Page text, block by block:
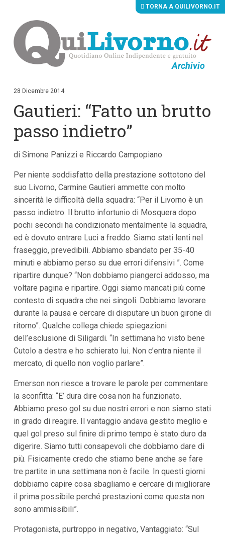
Archivio
i
c
n
t
n
t
p
r
n
c
p
a
i
V
a
a
l
e
n
P
r
n
c
p
a
l
V
a
i
i
n
f
n
d
TORNA A QUILIVORNO.IT
28 Dicembre 2014
Gautieri: “Fatto un brutto
passo indietro”
di Simone Panizzi e Riccardo Campopiano
Per niente soddisfatto della prestazione sottotono del
suo Livorno, Carmine Gautieri ammette con molto
sincerità le difficoltà della squadra: “Per il Livorno è un
passo indietro. Il brutto infortunio di Mosquera dopo
pochi secondi ha condizionato mentalmente la squadra,
ed è dovuto entrare Luci a freddo. Siamo stati lenti nel
fraseggio, prevedibili. Abbiamo sbandato per 35-40
minuti e abbiamo perso su due errori difensivi ”. Come
ripartire dunque? “Non dobbiamo piangerci addosso, ma
voltare pagina e ripartire. Oggi siamo mancati più come
contesto di squadra che nei singoli. Dobbiamo lavorare
durante la pausa e cercare di disputare un buon girone di
ritorno”. Qualche collega chiede spiegazioni
dell’esclusione di Siligardi. “In settimana ho visto bene
Cutolo a destra e ho schierato lui. Non c’entra niente il
mercato, di quello non voglio parlare”.
Emerson non riesce a trovare le parole per commentare
la sconfitta: “E’ dura dire cosa non ha funzionato.
Abbiamo preso gol su due nostri errori e non siamo stati
in grado di reagire. Il vantaggio andava gestito meglio e
quel gol preso sul finire di primo tempo è stato duro da
digerire. Siamo tutti consapevoli che dobbiamo dare di
più. Fisicamente credo che stiamo bene anche se fare
tre partite in una settimana non è facile. In questi giorni
dobbiamo capire cosa sbagliamo e cercare di migliorare
il prima possibile perché prestazioni come questa non
sono ammissibili”.
Protagonista, purtroppo in negativo, Vantaggiato: “Sul